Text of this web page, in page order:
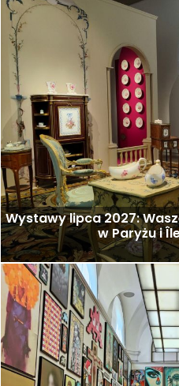
Wystawy lipca 2027:
w Paryżu i